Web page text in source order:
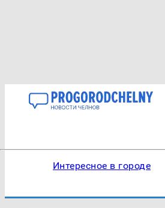
Интересное в городе